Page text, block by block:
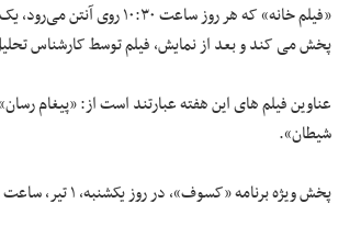
«فیلم خانه» که هر روز ساعت ۱۰:۳۰ روی آنتن می‌رود، یک اثر از برترین آثار برگزیده سینمای ایران و جهان که
پخش می کند و بعد از نمایش، فیلم توسط کارشناس تحلیل می شود. این
عناوین فیلم های این هفته عبارتند است از: «پیغام
شیطان».
پخش ویژه برنامه «کسوف»، در روز یکشنبه، ۱ تیر، ساعت ۹صبح ، به مدت ۱۲۰ دقیقه یکی دیگر از برنامه های این شبکه با شروع تابستان است.